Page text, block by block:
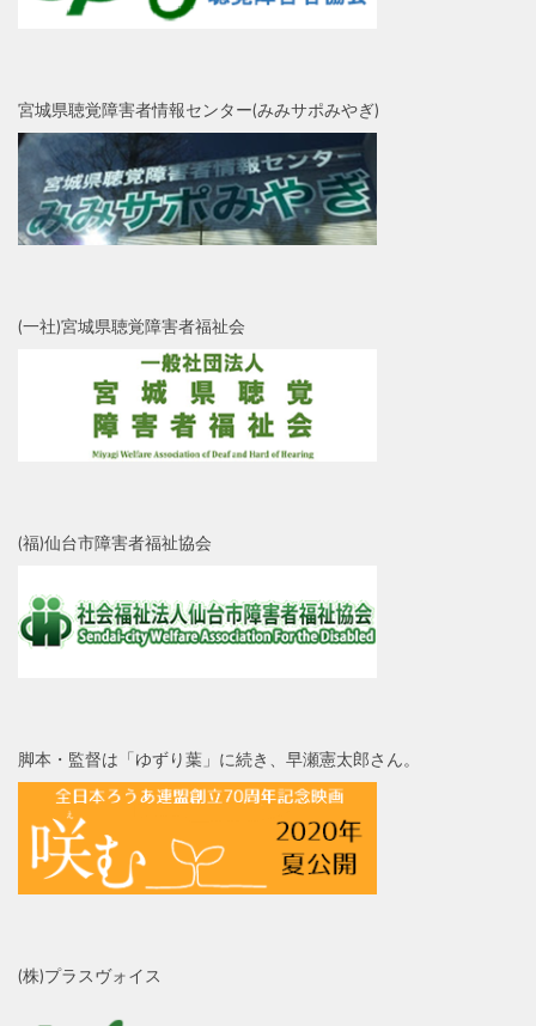
宮城県聴覚障害者情報センター(みみサポみやぎ)
(一社)宮城県聴覚障害者福祉会
(福)仙台市障害者福祉協会
脚本・監督は「ゆずり葉」に続き、早瀬憲太郎さん。
(株)プラスヴォイス